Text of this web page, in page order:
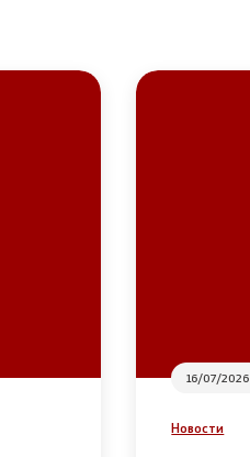
16/07/2026
Новости